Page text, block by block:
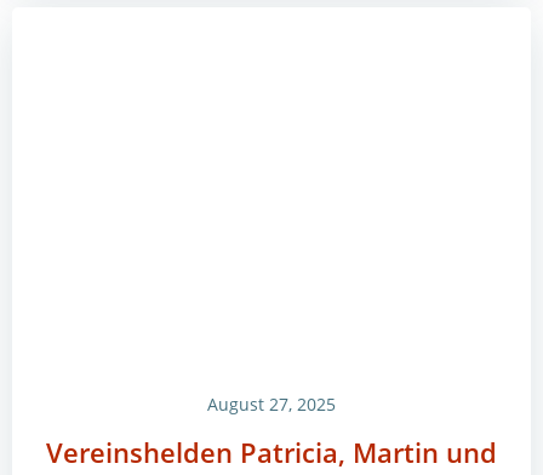
August 27, 2025
Vereinshelden Patricia, Martin und